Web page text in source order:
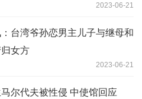
2023-06-21
台湾爷孙恋男主儿子与继母和
女方
2023-06-21
尔代夫被性侵 中使馆回应